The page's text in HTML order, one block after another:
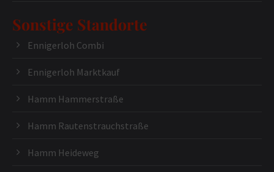
Sonstige Standorte
Ennigerloh Combi
Ennigerloh Marktkauf
Hamm Hammerstraße
Hamm Rautenstrauchstraße
Hamm Heideweg